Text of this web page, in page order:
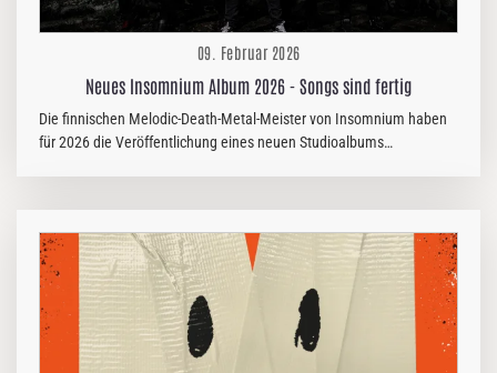
09. Februar 2026
Neues Insomnium Album 2026 - Songs sind fertig
Die finnischen Melodic-Death-Metal-Meister von Insomnium haben
für 2026 die Veröffentlichung eines neuen Studioalbums
Tourneen große Erfolge feiern konnte, wächst die Spannung
innerhalb der Metal-Community spürbar. Konkreter wurde es zuletzt
durch Aussagen von Sänger und Bassist Niilo Sevänen. Demnach ist
das Songmaterial für das kommende Werk bereits vollständig
fertiggestellt. Die kreative Hauptphase des Songwritings gilt damit
als abgeschlossen, was den Fokus nun…